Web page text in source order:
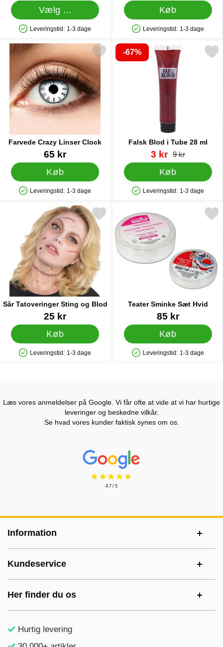
Vælg ...
Produkttilgængelighed: På lager
Leveringstid: 1-3 dage
Køb
Produkttilgængelighed: På lager
Leveringstid: 1-3 dage
Farvede Crazy Linser Clock
Varenr 3038665 kr
Køb
Produkttilgængelighed: På lager
Leveringstid: 1-3 dage
Markér farvede Crazy Linser Clock som favorit
-67%
Falsk Blod i Tube 28 ml
Varenr 88957pris
3 kr pris
9 kr
Køb
Produkttilgængelighed: På lager
Leveringstid: 1-3 dage
Markér falsk Blod i
Sår Tatoveringer Sting og Blod
Varenr 3084925 kr
Køb
Produkttilgængelighed: På lager
Leveringstid: 1-3 dage
Markér sår Tatoveringer Sting og Blod som favorit
Teater Sminke Sæt Hvid
85 kr
Køb
Produkttilgængelighed: På lager
Leveringstid: 1-3 dage
Markér teater Sminke
Læs vores anmeldelser på Google. Vi får ofte at vide at vi har hurtige
leveringer og beskedne vilkår.
Se hvad vores kunder faktisk synes om os.
Prisjakt Anmeldelser: 4.7 Stjerne
4.7 / 5
Information
Kundeservice
Her finder du os
Hurtig levering